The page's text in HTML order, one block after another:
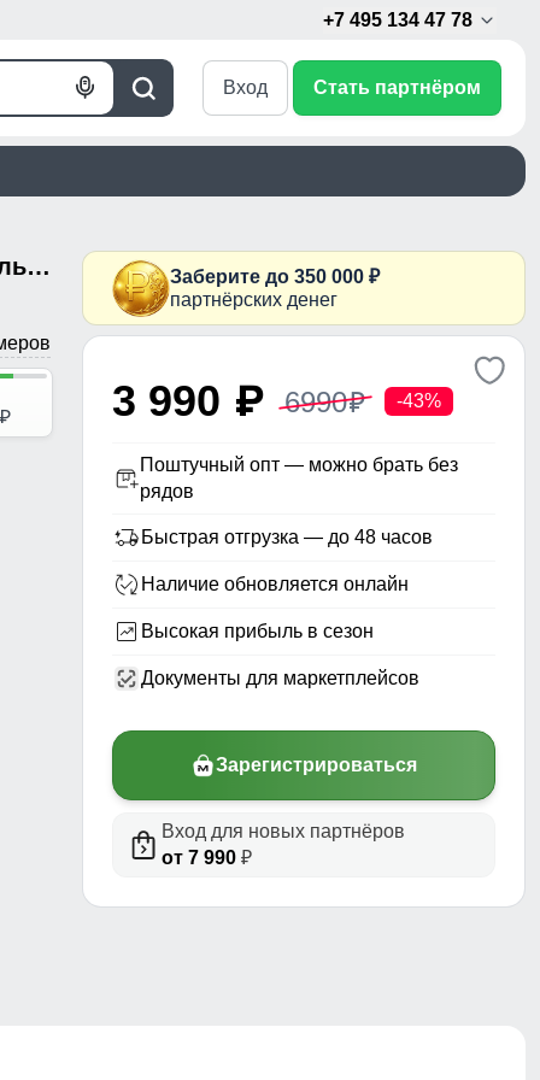
+7 495 134 47 78
Поиск
Голосовой
Вход Стать партнёром
Мужская куртка виндстоппер больших размеров спортивный цвета хаки 9619_1Kh
p
Заберите до 350 000 ₽
партнёрских денег
3 990 p 6990p -43%
Поштучный опт — можно брать без
рядов
Быстрая отгрузка — до 48 часов
Наличие обновляется онлайн
Высокая прибыль в сезон
Документы для маркетплейсов
Зарегистрироваться
Вход для новых партнёров
от 7 990 ₽